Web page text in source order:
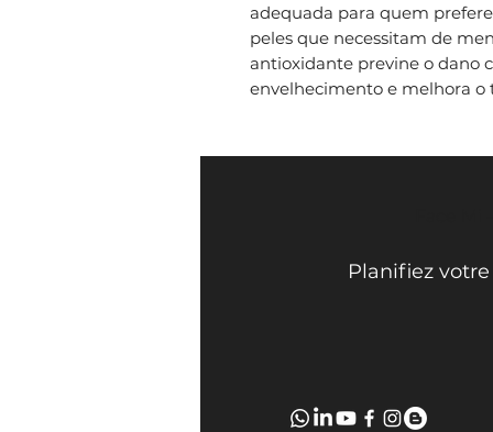
adequada para quem
peles que necessitam de
antioxidante previne o dano
envelhecimento e melhora o
Planifiez